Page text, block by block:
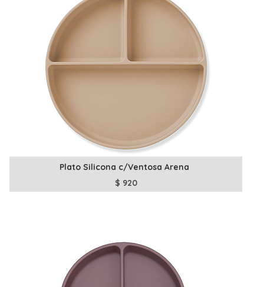
Plato Silicona c/Ventosa Arena
$ 920